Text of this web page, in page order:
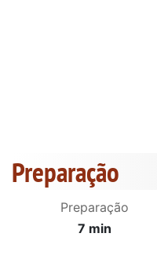
Preparação
Preparação
7 min